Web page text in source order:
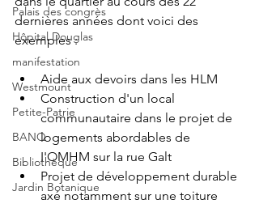
Palais des congrès
Hôpital Douglas
manifestation
Westmount
Petite-Patrie
BANQ
Bibliothèque
Jardin Botanique
dernières années dont voici des
exemples :
Aide aux devoirs dans les HLM
Construction d'un local
communautaire dans le projet de
logements abordables de
I'OMHM sur la rue Galt
Projet de développement durable
axé notamment sur une toiture